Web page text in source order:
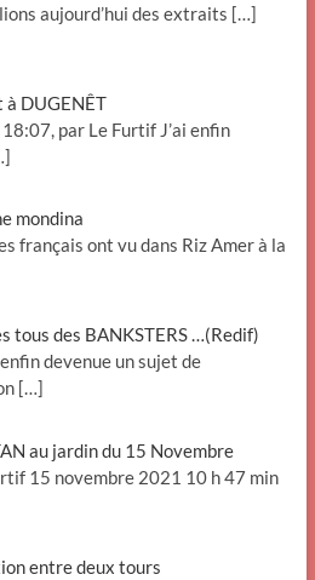
aujourd’hui des extraits […]
à DUGENÊT
par Le Furtif J’ai enfin
mondina
français ont vu dans Riz Amer à la
tous des BANKSTERS …(Redif)
devenue un sujet de
[…]
au jardin du 15 Novembre
15 novembre 2021 10 h 47 min
entre deux tours